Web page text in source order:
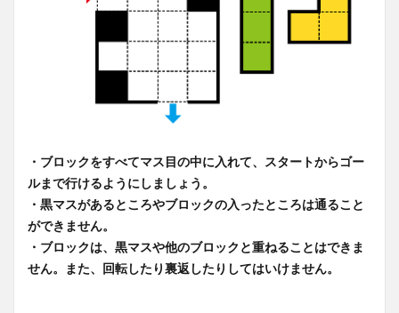
・ブロックをすべてマス目の中に入れて、スタートからゴー
ルまで行けるようにしましょう。
・黒マスがあるところやブロックの入ったところは通ること
ができません。
・ブロックは、黒マスや他のブロックと重ねることはできま
せん。また、回転したり裏返したりしてはいけません。